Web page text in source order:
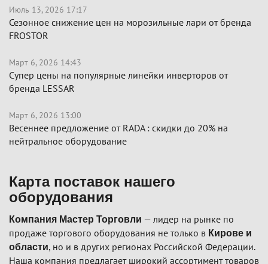
Июль 13, 2026 17:17
Сезонное снижение цен на морозильные лари от бренда
FROSTOR
Март 6, 2026 14:43
Супер цены на популярные линейки инверторов от
бренда LESSAR
Март 6, 2026 13:00
Весеннее предложение от RADA : скидки до 20% на
нейтральное оборудование
Карта поставок нашего
оборудования
Компания Мастер Торговли — лидер на рынке по
продаже торгового оборудования не только в Кирове и
области, но и в других регионах Российской Федерации.
Наша компания предлагает широкий ассортимент товаров